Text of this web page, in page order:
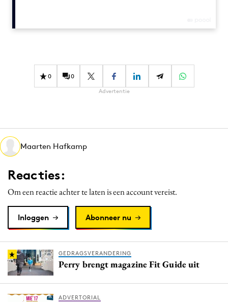
Design
Effectiviteit
Gedragsverandering
Martech
Media
PR
Programmatic
Reputatie & crisis
0 0
Advertentie
Maarten Hafkamp
Reacties:
Om een reactie achter te laten is een account vereist.
Inloggen Abonneer nu
GEDRAGSVERANDERING
Perry brengt magazine Fit Guide uit
ADVERTORIAL